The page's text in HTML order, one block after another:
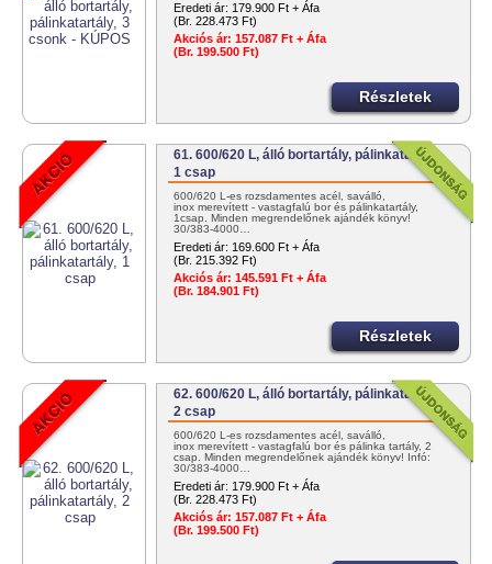
Eredeti ár: 179.900 Ft + Áfa
(Br. 228.473 Ft)
Akciós ár: 157.087 Ft + Áfa
(Br. 199.500 Ft)
Részletek
61. 600/620 L, álló bortartály, pálinkatartály,
1 csap
600/620 L-es rozsdamentes acél, saválló,
inox merevített - vastagfalú bor és pálinkatartály,
1csap. Minden megrendelőnek ajándék könyv!
30/383-4000…
Eredeti ár: 169.600 Ft + Áfa
(Br. 215.392 Ft)
Akciós ár: 145.591 Ft + Áfa
(Br. 184.901 Ft)
Részletek
62. 600/620 L, álló bortartály, pálinkatartály,
2 csap
600/620 L-es rozsdamentes acél, saválló,
inox merevített - vastagfalú bor és pálinka tartály, 2
csap. Minden megrendelőnek ajándék könyv! Infó:
30/383-4000…
Eredeti ár: 179.900 Ft + Áfa
(Br. 228.473 Ft)
Akciós ár: 157.087 Ft + Áfa
(Br. 199.500 Ft)